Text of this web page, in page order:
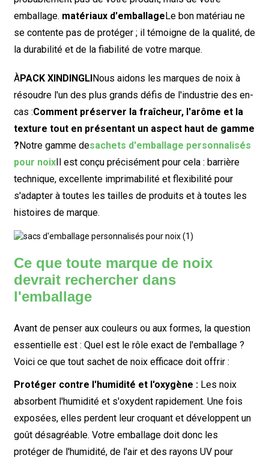
emballage. matériaux d'emballageLe bon matériau ne
se contente pas de protéger ; il témoigne de la qualité, de
la durabilité et de la fiabilité de votre marque.
ÀPACK XINDINGLINous aidons les marques de noix à
résoudre l'un des plus grands défis de l'industrie des en-
cas :Comment préserver la fraîcheur, l'arôme et la
texture tout en présentant un aspect haut de gamme
?Notre gamme desachets d'emballage personnalisés
pour noixIl est conçu précisément pour cela : barrière
technique, excellente imprimabilité et flexibilité pour
s'adapter à toutes les tailles de produits et à toutes les
histoires de marque.
Ce que toute marque de noix
devrait rechercher dans
l'emballage
Avant de penser aux couleurs ou aux formes, la question
essentielle est : Quel est le rôle exact de l'emballage ?
Voici ce que tout sachet de noix efficace doit offrir :
Protéger contre l'humidité et l'oxygène :Les noix
absorbent l'humidité et s'oxydent rapidement. Une fois
exposées, elles perdent leur croquant et développent un
goût désagréable. Votre emballage doit donc les
protéger de l'humidité, de l'air et des rayons UV pour